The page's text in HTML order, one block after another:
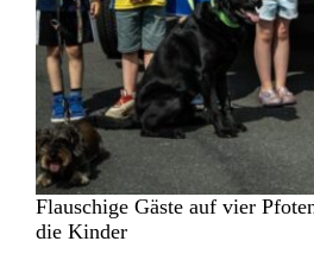
Flauschige Gäste auf vier
die Kinder